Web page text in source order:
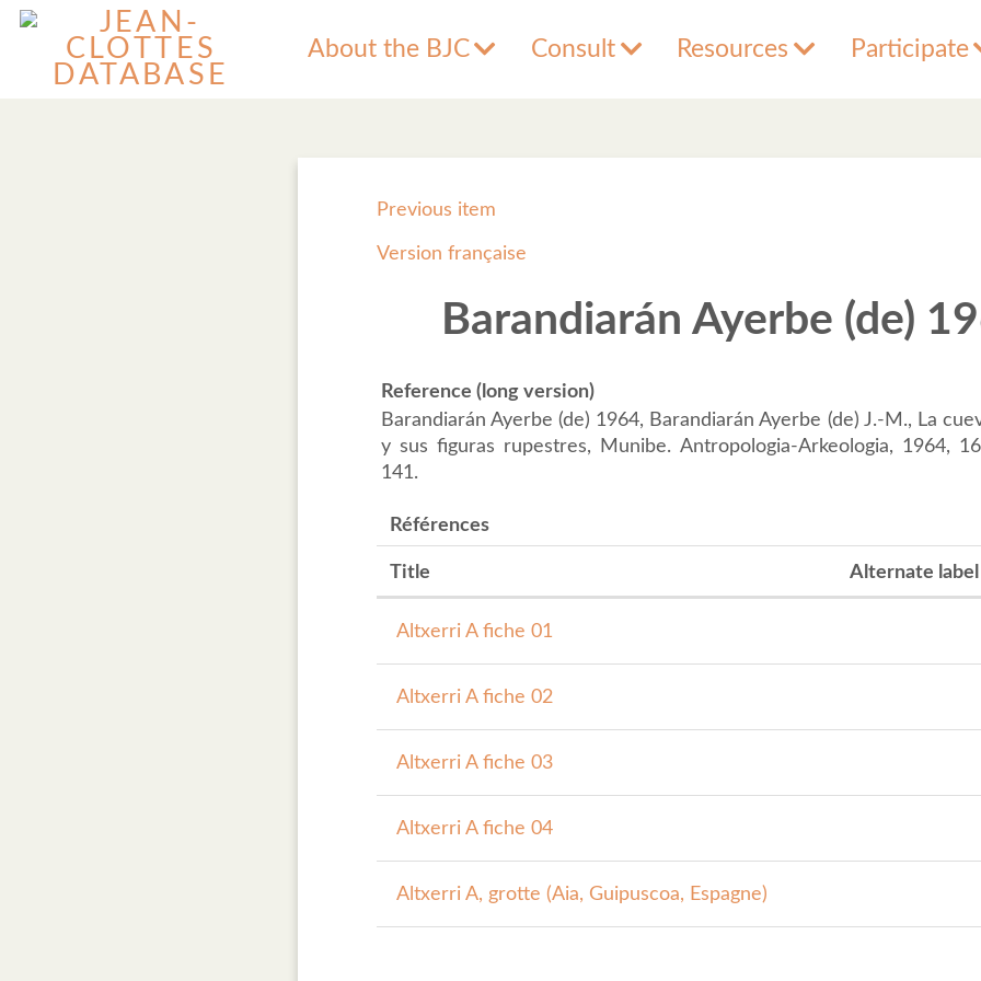
About the BJC Consult Resources Participate
Previous item
Version française
Barandiarán Ayerbe (de)
Reference (long version)
Barandiarán Ayerbe (de) 1964, Barandiarán Ayerbe (de) J.-M., La
y sus figuras rupestres, Munibe. Antropologia-Arkeologia, 1964,
141.
Références
Title Alternate label
Altxerri A fiche 01
Altxerri A fiche 02
Altxerri A fiche 03
Altxerri A fiche 04
Altxerri A, grotte (Aia, Guipuscoa, Espagne)